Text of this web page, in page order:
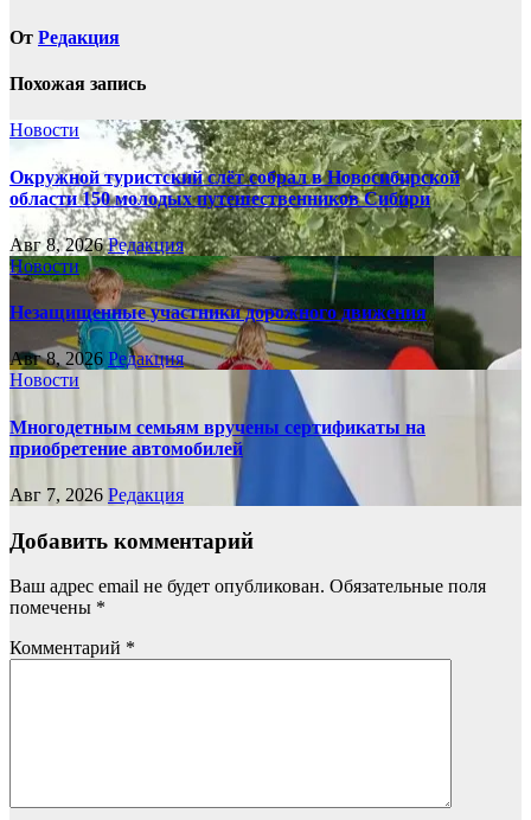
От Редакция
Похожая запись
Новости
Окружной туристский слёт собрал в Новосибирской
области 150 молодых путешественников Сибири
Авг 8, 2026Редакция
Новости
Незащищенные участники дорожного движения
Авг 8, 2026 Редакция
Новости
Многодетным семьям вручены сертификаты на
приобретение автомобилей
Авг 7, 2026 Редакция
Добавить комментарий
Ваш адрес email не будет опубликован. Обязательные поля
помечены *
Комментарий *